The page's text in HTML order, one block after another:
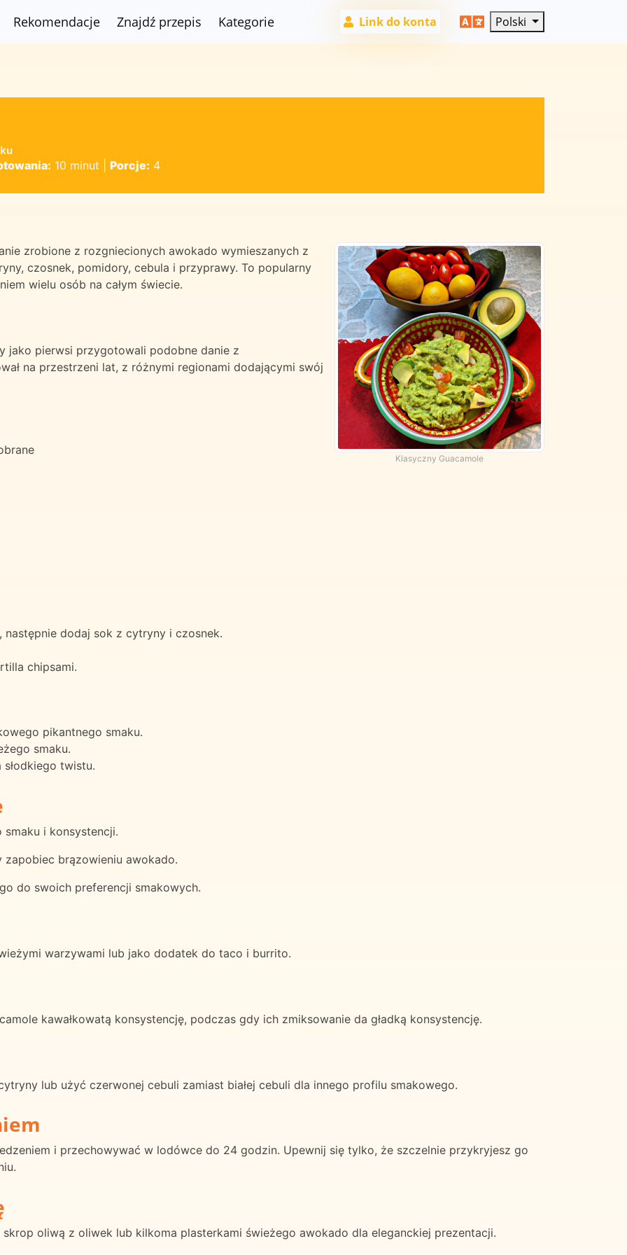
Rekomendacje Znajdź przepis Kategorie Link do konta Polski
10 minut Porcje: 4
Klasyczny Guacamole
zrobione z rozgniecionych awokado wymieszanych z
czosnek, pomidory, cebula i przyprawy. To popularny
wielu osób na całym świecie.
jako pierwsi przygotowali podobne danie z
na przestrzeni lat, z różnymi regionami dodającymi swój
dodaj sok z cytryny i czosnek.
chipsami.
pikantnego smaku.
smaku.
twistu.
smaku i konsystencji.
brązowieniu awokado.
do swoich preferencji smakowych.
warzywami lub jako dodatek do taco i burrito.
kawałkowatą konsystencję, podczas gdy ich zmiksowanie da gładką konsystencję.
lub użyć czerwonej cebuli zamiast białej cebuli dla innego profilu smakowego.
i przechowywać w lodówce do 24 godzin. Upewnij się tylko, że szczelnie przykryjesz go
oliwą z oliwek lub kilkoma plasterkami świeżego awokado dla eleganckiej prezentacji.